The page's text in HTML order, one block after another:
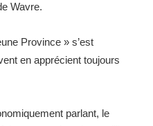
Wavre.
Province » s’est
en apprécient toujours
parlant, le